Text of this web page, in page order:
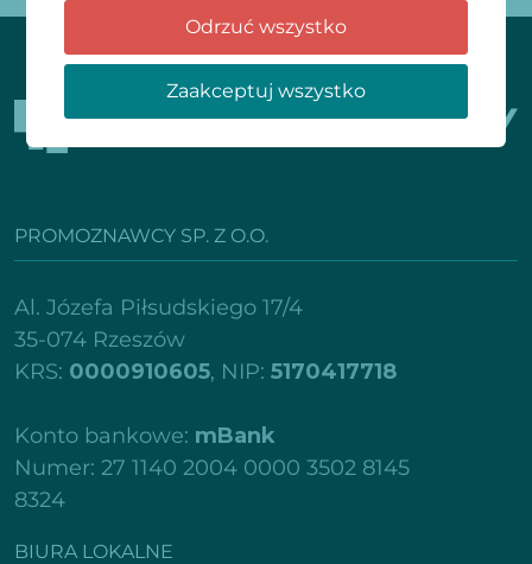
PROMOZNAWCY SP. Z O.O.
Al. Józefa Piłsudskiego 17/4
35-074 Rzeszów
KRS: 0000910605, NIP: 5170417718
Konto bankowe: mBank
Numer: 27 1140 2004 0000 3502 8145
8324
BIURA LOKALNE
Odrzuć wszystko
Zaakceptuj wszystko